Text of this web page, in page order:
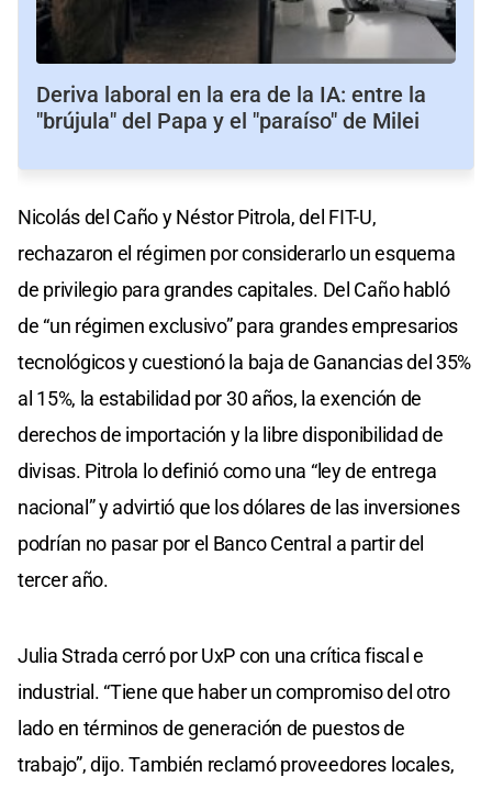
Deriva laboral en la era de la IA: entre la
"brújula" del Papa y el "paraíso" de Milei
Nicolás del Caño y Néstor Pitrola, del FIT-U,
rechazaron el régimen por considerarlo un esquema
de privilegio para grandes capitales. Del Caño habló
de “un régimen exclusivo” para grandes empresarios
tecnológicos y cuestionó la baja de Ganancias del 35%
al 15%, la estabilidad por 30 años, la exención de
derechos de importación y la libre disponibilidad de
divisas. Pitrola lo definió como una “ley de entrega
nacional” y advirtió que los dólares de las inversiones
podrían no pasar por el Banco Central a partir del
tercer año.
Julia Strada cerró por UxP con una crítica fiscal e
industrial. “Tiene que haber un compromiso del otro
lado en términos de generación de puestos de
trabajo”, dijo. También reclamó proveedores locales,